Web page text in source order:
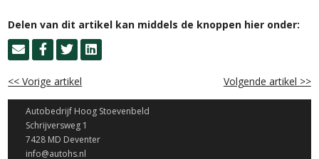
Delen van dit artikel kan middels de knoppen hier onder:
<< Vorige artikel Volgende artikel >>
Autobedrijf Hoog Stoevenbeld
Schrijversweg 1
7428 MD Deventer
info@autohs.nl